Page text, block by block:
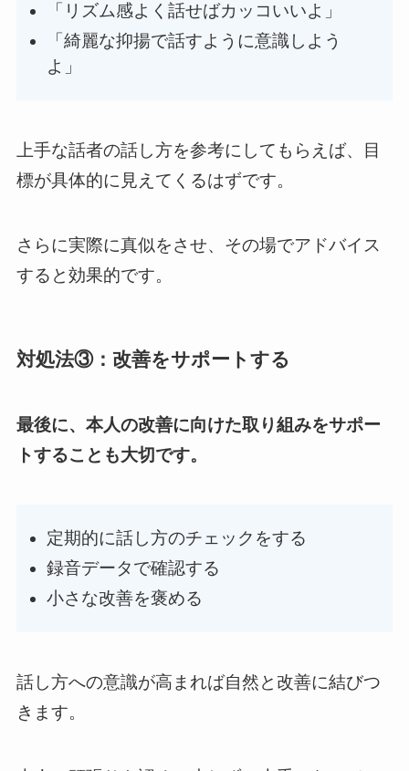
「リズム感よく話せばカッコいいよ」
「綺麗な抑揚で話すように意識しよう
よ」
上手な話者の話し方を参考にしてもらえば、目
標が具体的に見えてくるはずです。
さらに実際に真似をさせ、その場でアドバイス
すると効果的です。
対処法③：改善をサポートする
最後に、本人の改善に向けた取り組みをサポー
トすることも大切です。
定期的に話し方のチェックをする
録音データで確認する
小さな改善を褒める
話し方への意識が高まれば自然と改善に結びつ
きます。